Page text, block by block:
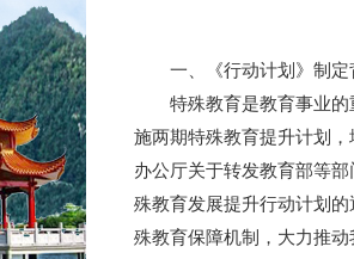
一、《行动计划》制定
特殊教育是教育事业的重
施两期特殊教育提升计划
办公厅关于转发教育部等
殊教育发展提升行动计划
殊教育保障机制，大力推